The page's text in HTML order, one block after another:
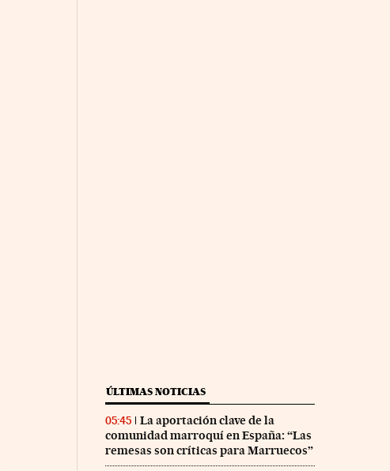
ÚLTIMAS NOTICIAS
05:45
La aportación clave de la
comunidad marroquí en España: “Las
remesas son críticas para Marruecos”